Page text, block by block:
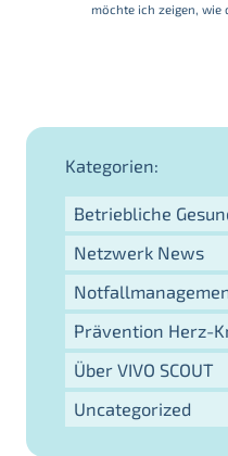
möchte ich zeigen, wie
Kategorien:
Betriebliche
Netzwerk News
Prävention Herz-
Über VIVO SCOUT
Uncategorized